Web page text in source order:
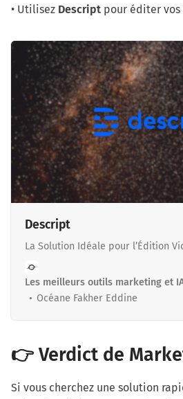
• Utilisez Descript pour éditer
Descript
La Solution Idéale pour l’Édition
Les meilleurs outils marketing et
Océane Fakher Eddine
👉 Verdict de
Si vous cherchez une solution